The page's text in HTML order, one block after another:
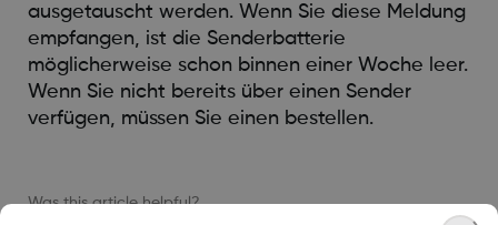
ausgetauscht werden. Wenn Sie diese Meldung
empfangen, ist die Senderbatterie
möglicherweise schon binnen einer Woche leer.
Wenn Sie nicht bereits über einen Sender
verfügen, müssen Sie einen bestellen.
Was this article helpful?